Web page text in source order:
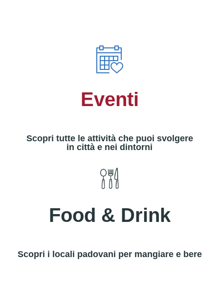
Eventi
Scopri tutte le attività che puoi svolgere
in città e nei dintorni
Food & Drink
Scopri i locali padovani per mangiare e bere